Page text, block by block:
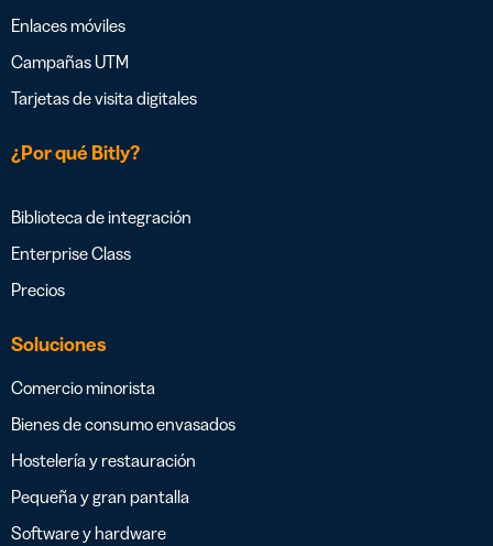
Enlaces móviles
Campañas UTM
Tarjetas de visita digitales
¿Por qué Bitly?
Biblioteca de integración
Enterprise Class
Precios
Soluciones
Comercio minorista
Bienes de consumo envasados
Hostelería y restauración
Pequeña y gran pantalla
Software y hardware